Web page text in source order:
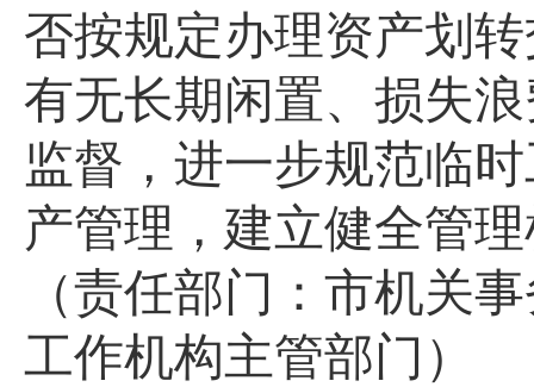
否按规定办理资产划
有无长期闲置、损失
监督，进一步规范临时
产管理，建立健全管
（责任部门 ： 市机关
工作机构主管部门 ）